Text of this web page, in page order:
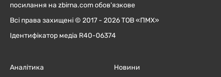
посилання на zbirna.com обов'язкове
Всі права захищені © 2017 - 2026 ТОВ «ПМХ»
Ідентифікатор медіа R40-06374
Аналітика
Новини